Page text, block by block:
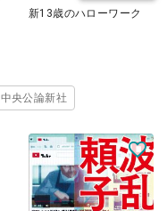
新13歳のハローワーク
中央公論新社